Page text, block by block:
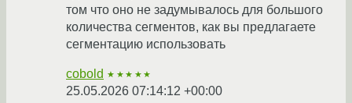
том что оно не задумывалось для большого
количества сегментов, как вы предлагаете
сегментацию использовать
cobold ★★★★★
25.05.2026 07:14:12 +00:00